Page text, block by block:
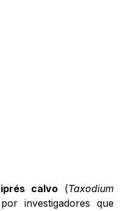
calvo(Taxodium
investigadores que